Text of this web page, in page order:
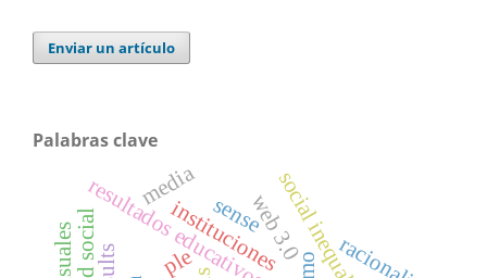
Enviar un artículo
Palabras clave
resultados educativossocial inequality
instituciones
media
ple web 3.0
sense